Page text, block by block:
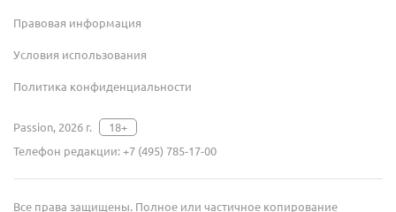
Правовая информация
Условия использования
Политика конфиденциальности
Passion, 2026 г.
18+
Телефон редакции:+7 (495) 785-17-00
Все права защищены. Полное или частичное копирование